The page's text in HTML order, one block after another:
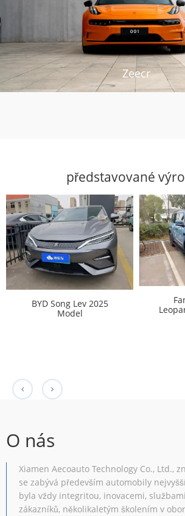
Zeecr
představované
BYD Song Lev 2025
Model
O nás
Xiamen Aecoauto Technology Co., Ltd.,
se zabývá především automobily
byla vždy integritou, inovacemi,
zákazníků, několikaletým školením v